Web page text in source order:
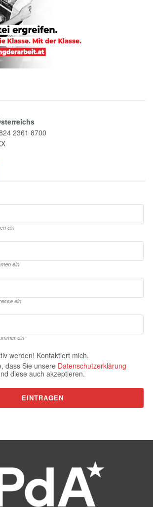
2361 8700
ein
ein
ein
ein
werden! Kontaktiert mich.
dass Sie unsere Datenschutzerklärung
diese auch akzeptieren.